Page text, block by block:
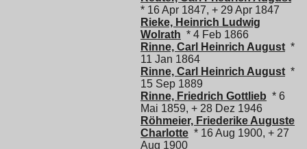
* 16 Apr 1847, + 29 Apr 1847
Rieke, Heinrich Ludwig
Wolrath * 4 Feb 1866
Rinne, Carl Heinrich August *
11 Jan 1864
Rinne, Carl Heinrich August *
15 Sep 1889
Rinne, Friedrich Gottlieb * 6
Mai 1859, + 28 Dez 1946
Röhmeier, Friederike Auguste
Charlotte * 16 Aug 1900, + 27
Aug 1900